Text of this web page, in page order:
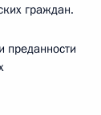
граждан.
преданности